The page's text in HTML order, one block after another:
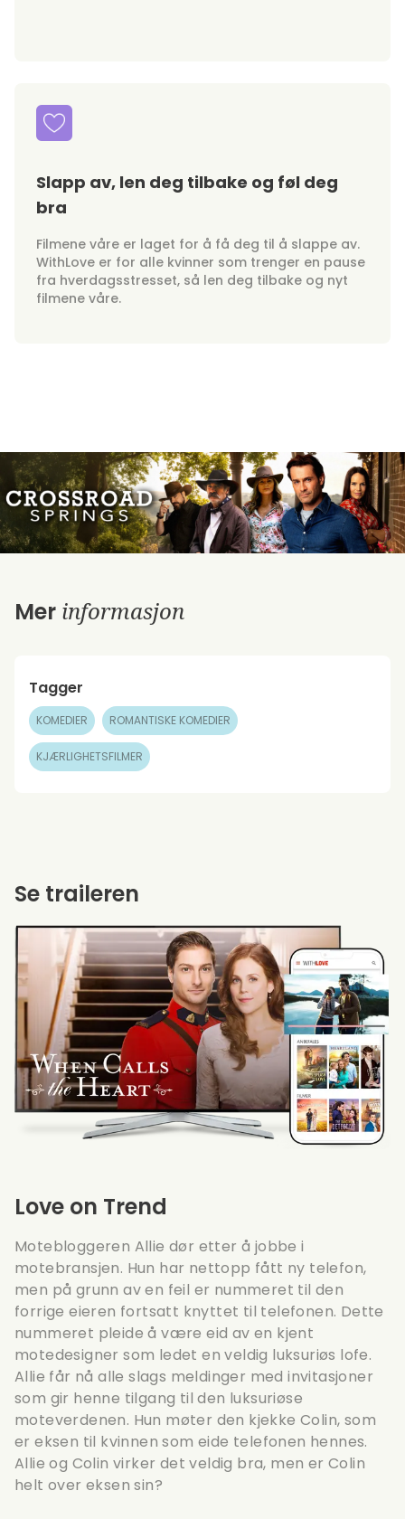
Slapp av, len deg tilbake og føl deg
bra
Filmene våre er laget for å få deg til å slappe av.
WithLove er for alle kvinner som trenger en pause
fra hverdagsstresset, så len deg tilbake og nyt
filmene våre.
Mer informasjon
Tagger
KOMEDIER ROMANTISKE KOMEDIER
KJÆRLIGHETSFILMER
Love on Trend
Motebloggeren Allie dør etter å jobbe i
motebransjen. Hun har nettopp fått ny telefon,
men på grunn av en feil er nummeret til den
forrige eieren fortsatt knyttet til telefonen. Dette
nummeret pleide å være eid av en kjent
motedesigner som ledet en veldig luksuriøs lofe.
Allie får nå alle slags meldinger med invitasjoner
som gir henne tilgang til den luksuriøse
moteverdenen. Hun møter den kjekke Colin, som
er eksen til kvinnen som eide telefonen hennes.
Allie og Colin virker det veldig bra, men er Colin
helt over eksen sin?
Se traileren